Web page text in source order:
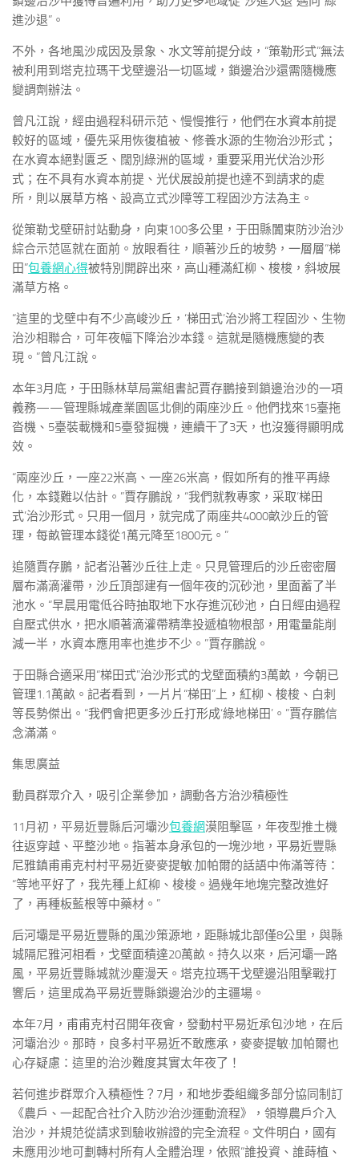
進沙退”。
不外，各地風沙成因及景象、水文等前提分歧，“策勒形式”無法
被利用到塔克拉瑪干戈壁邊沿一切區域，鎖邊治沙還需隨機應
變調劑辦法。
曾凡江說，經由過程科研示范、慢慢推行，他們在水資本前提
較好的區域，優先采用恢復植被、修養水源的生物治沙形式；
在水資本絕對匱乏、闊別綠洲的區域，重要采用光伏治沙形
式；在不具有水資本前提、光伏展設前提也達不到請求的處
所，則以展草方格、設高立式沙障等工程固沙方法為主。
從策勒戈壁研討站動身，向東100多公里，于田縣闐東防沙治沙
綜合示范區就在面前。放眼看往，順著沙丘的坡勢，一層層“梯
田”包養網心得被特別開辟出來，高山種滿紅柳、梭梭，斜坡展
滿草方格。
“這里的戈壁中有不少高峻沙丘，‘梯田式’治沙將工程固沙、生物
治沙相聯合，可年夜幅下降治沙本錢。這就是隨機應變的表
現。”曾凡江說。
本年3月底，于田縣林草局黨組書記賈存鵬接到鎖邊治沙的一項
義務——管理縣城產業園區北側的兩座沙丘。他們找來15臺拖
沓機、5臺裝載機和5臺發掘機，連續干了3天，也沒獲得顯明成
效。
“兩座沙丘，一座22米高、一座26米高，假如所有的推平再綠
化，本錢難以估計。”賈存鵬說，“我們就教專家，采取‘梯田
式’治沙形式。只用一個月，就完成了兩座共4000畝沙丘的管
理，每畝管理本錢從1萬元降至1800元。”
追隨賈存鵬，記者沿著沙丘往上走。只見管理后的沙丘密密層
層布滿滴灌帶，沙丘頂部建有一個年夜的沉砂池，里面蓄了半
池水。“早晨用電低谷時抽取地下水存進沉砂池，白日經由過程
自壓式供水，把水順著滴灌帶精準投遞植物根部，用電量能削
減一半，水資本應用率也進步不少。”賈存鵬說。
于田縣合適采用“梯田式”治沙形式的戈壁面積約3萬畝，今朝已
管理1.1萬畝。記者看到，一片片“梯田”上，紅柳、梭梭、白刺
等長勢傑出。“我們會把更多沙丘打形成‘綠地梯田’。”賈存鵬信
念滿滿。
集思廣益
動員群眾介入，吸引企業參加，調動各方治沙積極性
11月初，平易近豐縣后河壩沙包養網漠阻擊區，年夜型推土機
往返穿越、平整沙地。指著本身承包的一塊沙地，平易近豐縣
尼雅鎮甫甫克村村平易近麥麥提敏·加帕爾的話語中佈滿等待：
“等地平好了，我先種上紅柳、梭梭。過幾年地塊完整改進好
了，再種板藍根等中藥材。”
后河壩是平易近豐縣的風沙策源地，距縣城北部僅8公里，與縣
城隔尼雅河相看，戈壁面積達20萬畝。持久以來，后河壩一路
風，平易近豐縣城就沙塵漫天。塔克拉瑪干戈壁邊沿阻擊戰打
響后，這里成為平易近豐縣鎖邊治沙的主疆場。
本年7月，甫甫克村召開年夜會，發動村平易近承包沙地，在后
河壩治沙。那時，良多村平易近不敢應承，麥麥提敏·加帕爾也
心存疑慮：這里的治沙難度其實太年夜了！
若何進步群眾介入積極性？7月，和地步委組織多部分協同制訂
《農戶、一起配合社介入防沙治沙運動流程》，領導農戶介入
治沙，并規范從請求到驗收辦證的完全流程。文件明白，國有
未應用沙地可劃轉村所有人全體治理，依照“誰投資、誰蒔植、